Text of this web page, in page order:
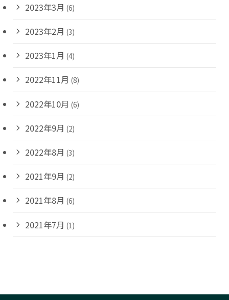
2023年3月 (6)
2023年2月 (3)
2023年1月 (4)
2022年11月 (8)
2022年10月 (6)
2022年9月 (2)
2022年8月 (3)
2021年9月 (2)
2021年8月 (6)
2021年7月 (1)